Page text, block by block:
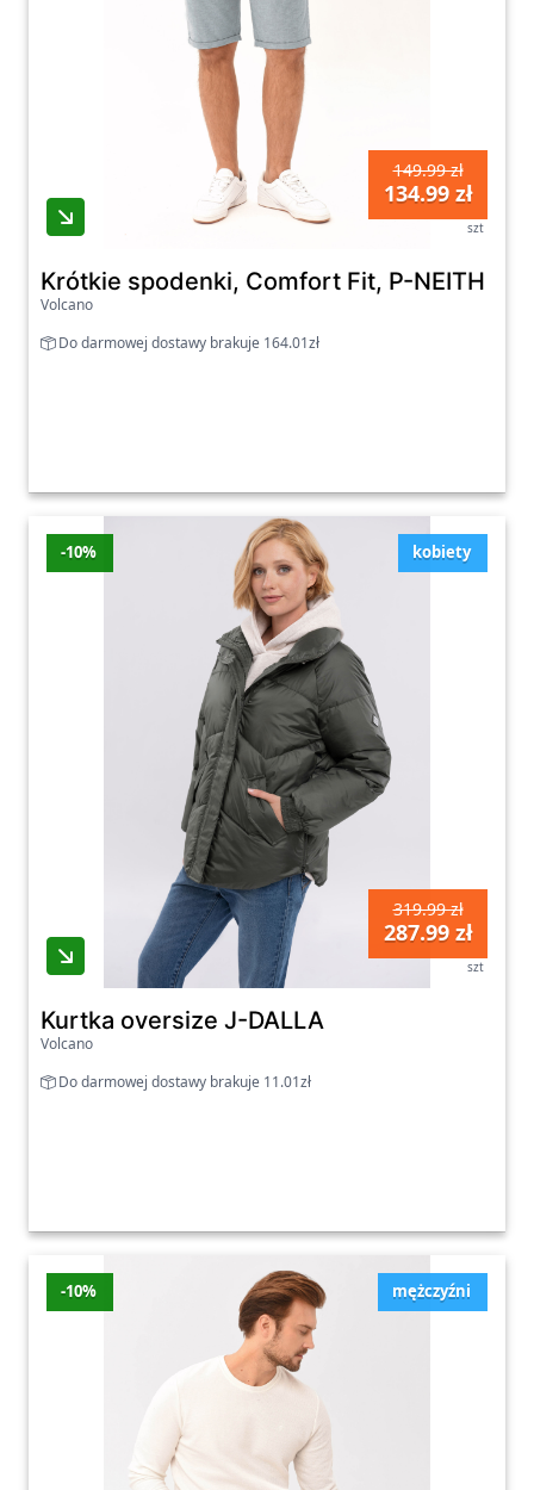
149.99 zł
134.99 zł
szt
Krótkie spodenki, Comfort Fit, P-NEITH
Volcano
Do darmowej dostawy brakuje 164.01zł
kobiety
-10%
319.99 zł
287.99 zł
szt
Kurtka oversize J-DALLA
Volcano
Do darmowej dostawy brakuje 11.01zł
mężczyźni
-10%